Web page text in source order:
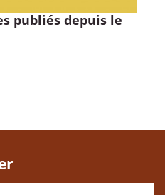
publiés depuis le